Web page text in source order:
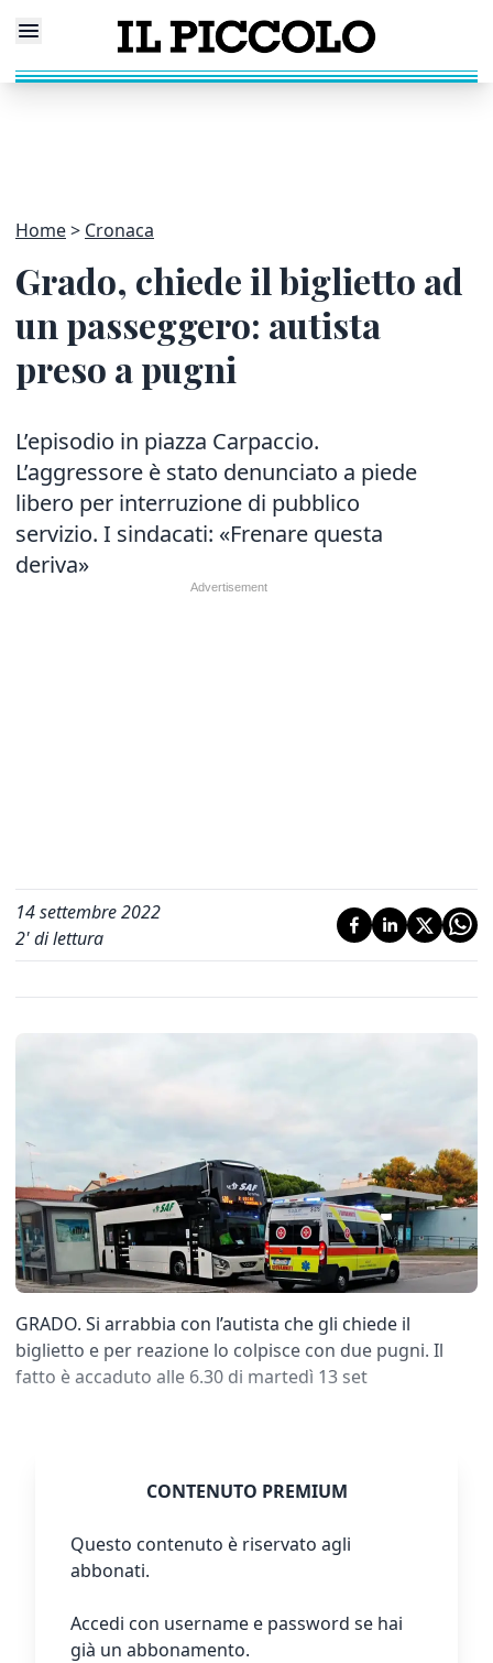
Home Cronaca
Grado, chiede il biglietto ad
un passeggero: autista
preso a pugni
L’episodio in piazza Carpaccio.
L’aggressore è stato denunciato a piede
libero per interruzione di pubblico
servizio. I sindacati: «Frenare questa
deriva»
14 settembre 2022
2' di lettura
GRADO. Si arrabbia con l’autista che gli chiede il
biglietto e per reazione lo colpisce con due pugni. Il
fatto è accaduto alle 6.30 di martedì 13 set
CONTENUTO PREMIUM
Questo contenuto è riservato agli
abbonati.
Accedi con username e password se hai
già un abbonamento.